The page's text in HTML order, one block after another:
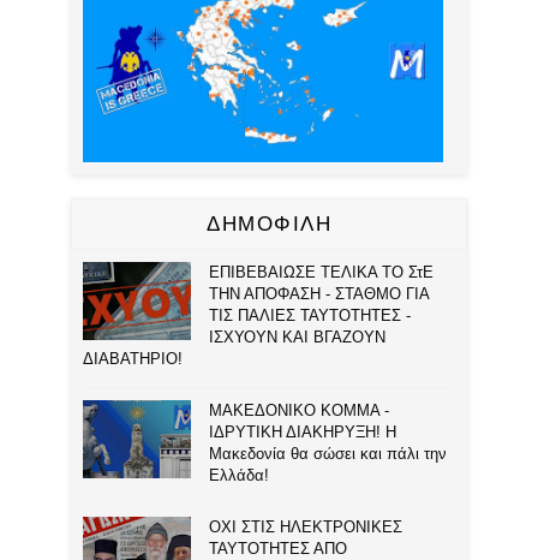
ΔΗΜΟΦΙΛΗ
ΕΠΙΒΕΒΑΙΩΣΕ ΤΕΛΙΚΑ ΤΟ ΣτΕ
ΤΗΝ ΑΠΟΦΑΣΗ - ΣΤΑΘΜΟ ΓΙΑ
ΤΙΣ ΠΑΛΙΕΣ ΤΑΥΤΟΤΗΤΕΣ -
ΙΣΧΥΟΥΝ ΚΑΙ ΒΓΑΖΟΥΝ
ΔΙΑΒΑΤΗΡΙΟ!
ΜΑΚΕΔΟΝΙΚΟ ΚΟΜΜΑ -
ΙΔΡΥΤΙΚΗ ΔΙΑΚΗΡΥΞΗ! Η
Μακεδονία θα σώσει και πάλι την
Ελλάδα!
ΟΧΙ ΣΤΙΣ ΗΛΕΚΤΡΟΝΙΚΕΣ
ΤΑΥΤΟΤΗΤΕΣ ΑΠΟ